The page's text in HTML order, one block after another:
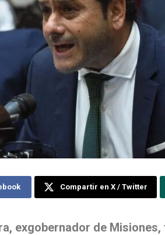
Compartir en X / Twitter
exgobernador de